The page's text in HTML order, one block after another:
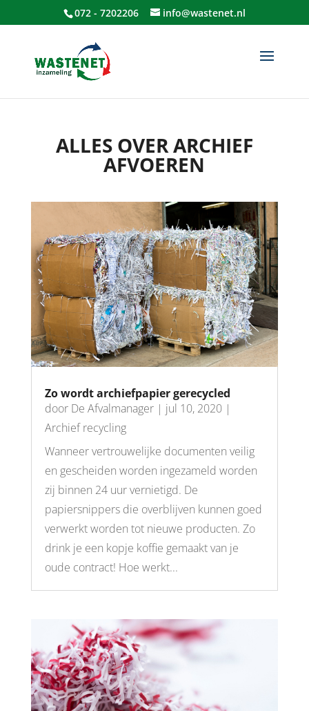
072 - 7202206 info@wastenet.nl
ALLES OVER ARCHIEF
AFVOEREN
Zo wordt archiefpapier gerecycled
door De Afvalmanager| jul 10, 2020|
Archief recycling
Wanneer vertrouwelijke documenten veilig
en gescheiden worden ingezameld worden
zij binnen 24 uur vernietigd. De
papiersnippers die overblijven kunnen goed
verwerkt worden tot nieuwe producten. Zo
drink je een kopje koffie gemaakt van je
oude contract! Hoe werkt...